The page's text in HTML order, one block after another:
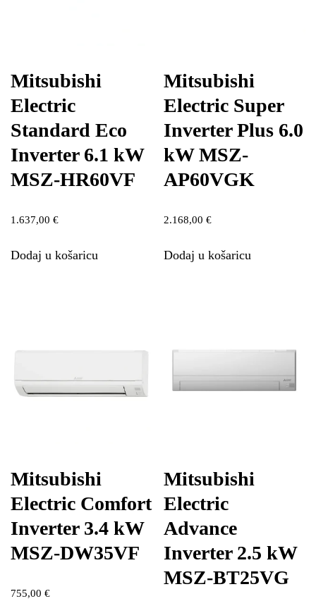
Mitsubishi
Electric
Standard Eco
Inverter 6.1 kW
MSZ-HR60VF
1.637,00 €
Dodaj u košaricu
Mitsubishi
Electric Super
Inverter Plus 6.0
kW MSZ-
AP60VGK
2.168,00€
Dodaj u košaricu
Mitsubishi
Electric Comfort
Inverter 3.4 kW
MSZ-DW35VF
755,00 €
Mitsubishi
Electric
Advance
Inverter 2.5 kW
MSZ-BT25VG